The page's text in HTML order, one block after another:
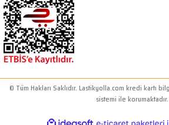
© Tüm Hakları Saklıdır. Lastikyolla.com kredi kartı
sistemi ile korumaktadır.
ideasoft e-